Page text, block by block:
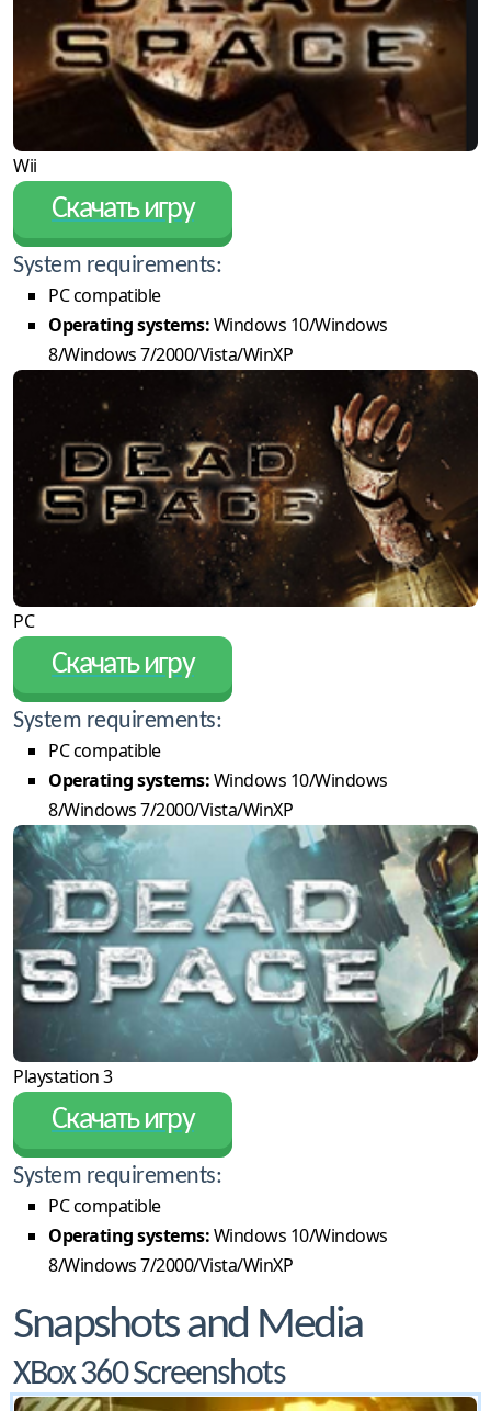
Wii
Скачать игру
System requirements:
PC compatible
Operating systems:Windows 10/Windows
8/Windows 7/2000/Vista/WinXP
PC
Скачать игру
System requirements:
PC compatible
Operating systems:Windows 10/Windows
8/Windows 7/2000/Vista/WinXP
Playstation 3
Скачать игру
System requirements:
PC compatible
Operating systems:Windows 10/Windows
8/Windows 7/2000/Vista/WinXP
Snapshots and Media
XBox 360 Screenshots